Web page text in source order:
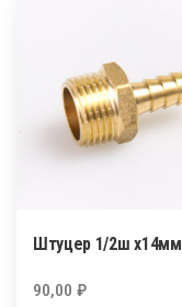
Штуцер 1/2ш х14мм
90,00 ₽